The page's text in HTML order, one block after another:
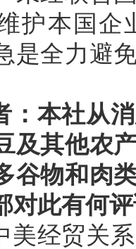
护本国企
是全力避
：本社从
及其他农
谷物和肉
对此有何
美经贸关